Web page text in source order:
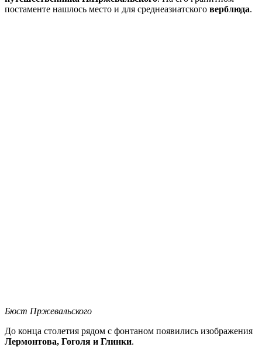
постаменте нашлось место и для среднеазиатского верблюда.
Бюст Пржевальского
До конца столетия рядом с фонтаном появились изображения
Лермонтова, Гоголя и Глинки.